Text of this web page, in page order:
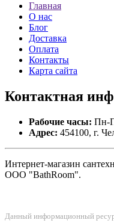
Главная
О нас
Блог
Доставка
Оплата
Контакты
Карта сайта
Контактная
Рабочие часы: Пн-
Адрес: 454100, г.
Интернет-магазин
ООО "BathRoom".
Данный информационный